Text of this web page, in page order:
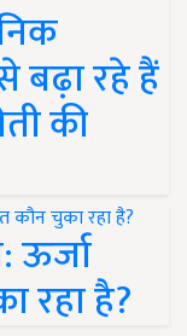
बढ़ा रहे हैं
की
ऊर्जा
रहा है?